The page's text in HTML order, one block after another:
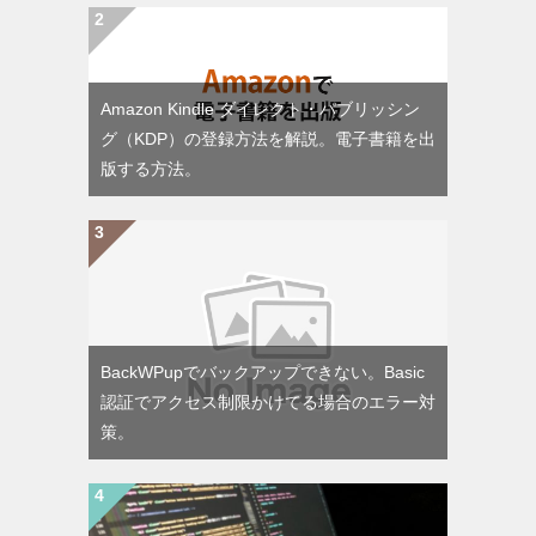
Amazon Kindle ダイレクト・パブリッシン
グ（KDP）の登録方法を解説。電子書籍を出
版する方法。
BackWPupでバックアップできない。Basic
認証でアクセス制限かけてる場合のエラー対
策。